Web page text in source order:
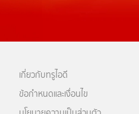
เกี่ยวกับทรูไอดี
ข้อกำหนดและเงื่อนไข